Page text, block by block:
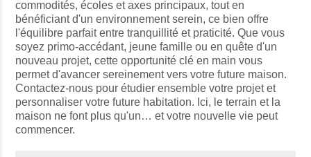
commodités, écoles et axes principaux, tout en
bénéficiant d'un environnement serein, ce bien offre
l'équilibre parfait entre tranquillité et praticité. Que vous
soyez primo-accédant, jeune famille ou en quête d'un
nouveau projet, cette opportunité clé en main vous
permet d'avancer sereinement vers votre future maison.
Contactez-nous pour étudier ensemble votre projet et
personnaliser votre future habitation. Ici, le terrain et la
maison ne font plus qu'un… et votre nouvelle vie peut
commencer.